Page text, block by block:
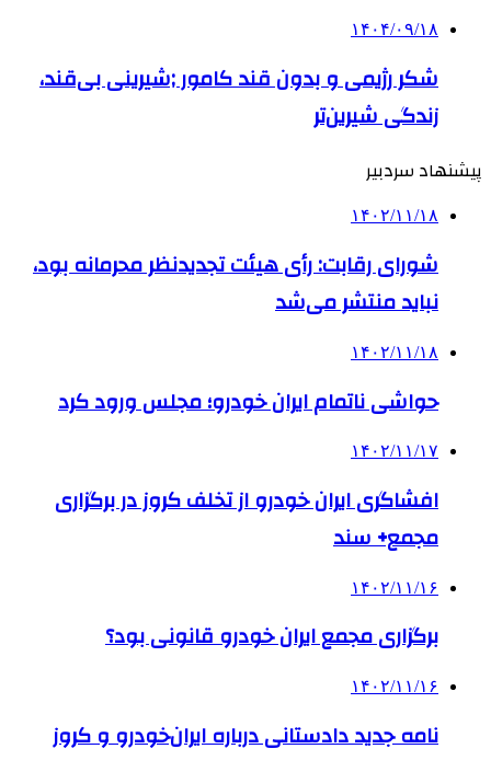
۱۴۰۴/۰۹/۱۸
شکر رژیمی و بدون قند کامور ;شیرینی بی‌قند،
زندگی شیرین‌تر
پیشنهاد سردبیر
۱۴۰۲/۱۱/۱۸
شورای رقابت: رأی هیئت تجدیدنظر محرمانه بود،
نباید منتشر می‌شد
۱۴۰۲/۱۱/۱۸
حواشی ناتمام ایران خودرو؛ مجلس ورود کرد
۱۴۰۲/۱۱/۱۷
افشاگری ایران خودرو از تخلف کروز در برگزاری
مجمع+ سند
۱۴۰۲/۱۱/۱۶
برگزاری مجمع ایران خودرو قانونی بود؟
۱۴۰۲/۱۱/۱۶
نامه جدید دادستانی درباره ایران‌خودرو و کروز